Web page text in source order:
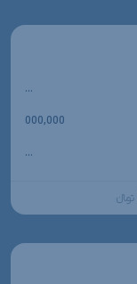
...
000,000
...
تومانءءء